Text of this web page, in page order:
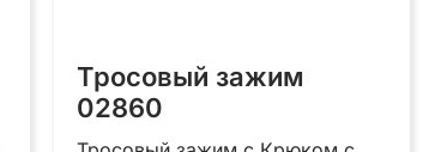
Тросовый зажим
02860